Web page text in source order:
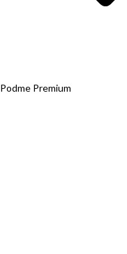
Podme Premium